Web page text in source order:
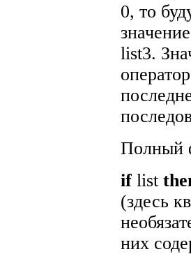
0, то
list3.
Полный
if list
(здесь
них